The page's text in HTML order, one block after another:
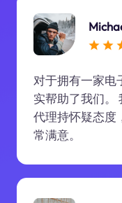
对于拥有一家电
实帮助了我们。
代理持怀疑态度
常满意。